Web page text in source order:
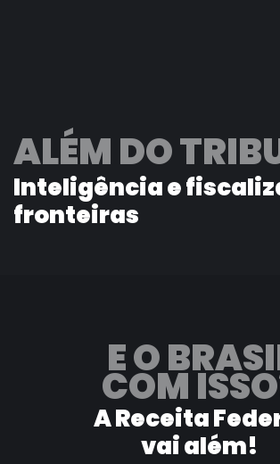
ALÉM DO
Inteligência e
fronteiras
E O
COM
A Receita
vai além!